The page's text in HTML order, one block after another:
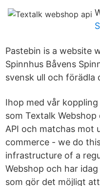
Pastebin is a website
Spinnhus Båvens
svensk ull och förädla
Ihop med vår
som Textalk
API och matchas
commerce - we do
infrastructure of a
Webshop och har
som gör det möjligt